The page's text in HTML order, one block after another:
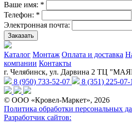
Ваше имя: *
Телефон: *
Электронная почта:
Заказать
Каталог Монтаж Оплата и доставка
компании Контакты
г. Челябинск, ул. Дарвина 2 ТЦ
8 (950) 733-52-07
8 (351) 225-07-
© ООО «Кровел-Маркет», 2026
Политика обработки персональных
Разработчик сайтов: